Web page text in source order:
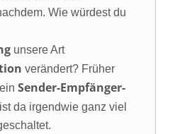
Wie würdest du
unsere Art
verändert? Früher
Sender-Empfänger-
da irgendwie ganz viel